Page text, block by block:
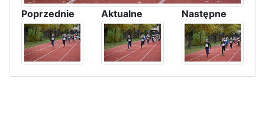
Poprzednie Aktualne Następne